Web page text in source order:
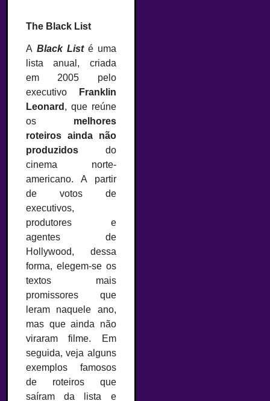
The Black List
A Black Listé uma
lista anual, criada
em 2005 pelo
executivo Franklin
Leonard , que reúne
os melhores
roteiros ainda não
produzidos do
cinema norte-
americano. A partir
de votos de
executivos,
produtores e
agentes de
Hollywood, dessa
forma, elegem-se os
textos mais
promissores que
leram naquele ano,
mas que ainda não
viraram filme. Em
seguida, veja alguns
exemplos famosos
de roteiros que
saíram da lista e